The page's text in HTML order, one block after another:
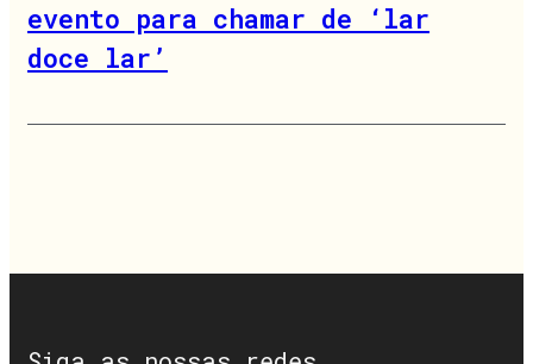
evento para chamar de ‘lar
doce lar’